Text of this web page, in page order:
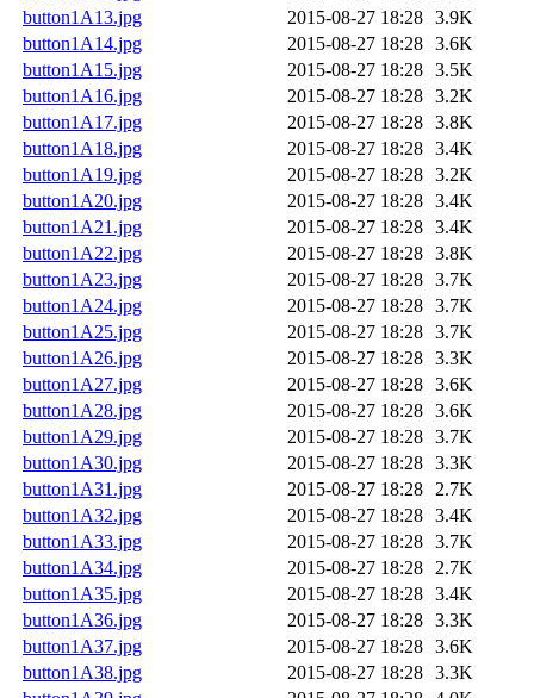
button1A13.jpg
2015-08-27 18:28 3.9K
button1A14.jpg
2015-08-27 18:28 3.6K
button1A15.jpg
2015-08-27 18:28 3.5K
button1A16.jpg
2015-08-27 18:28 3.2K
button1A17.jpg
2015-08-27 18:28 3.8K
button1A18.jpg
2015-08-27 18:28 3.4K
button1A19.jpg
2015-08-27 18:28 3.2K
button1A20.jpg
2015-08-27 18:28 3.4K
button1A21.jpg
2015-08-27 18:28 3.4K
button1A22.jpg
2015-08-27 18:28 3.8K
button1A23.jpg
2015-08-27 18:28 3.7K
button1A24.jpg
2015-08-27 18:28 3.7K
button1A25.jpg
2015-08-27 18:28 3.7K
button1A26.jpg
2015-08-27 18:28 3.3K
button1A27.jpg
2015-08-27 18:28 3.6K
button1A28.jpg
2015-08-27 18:28 3.6K
button1A29.jpg
2015-08-27 18:28 3.7K
button1A30.jpg
2015-08-27 18:28 3.3K
button1A31.jpg
2015-08-27 18:28
2.7K
button1A32.jpg
2015-08-27 18:28 3.4K
button1A33.jpg
2015-08-27 18:28 3.7K
button1A34.jpg
2015-08-27 18:28
2.7K
button1A35.jpg
2015-08-27 18:28 3.4K
button1A36.jpg
2015-08-27 18:28 3.3K
button1A37.jpg
2015-08-27 18:28 3.6K
button1A38.jpg
2015-08-27 18:28 3.3K